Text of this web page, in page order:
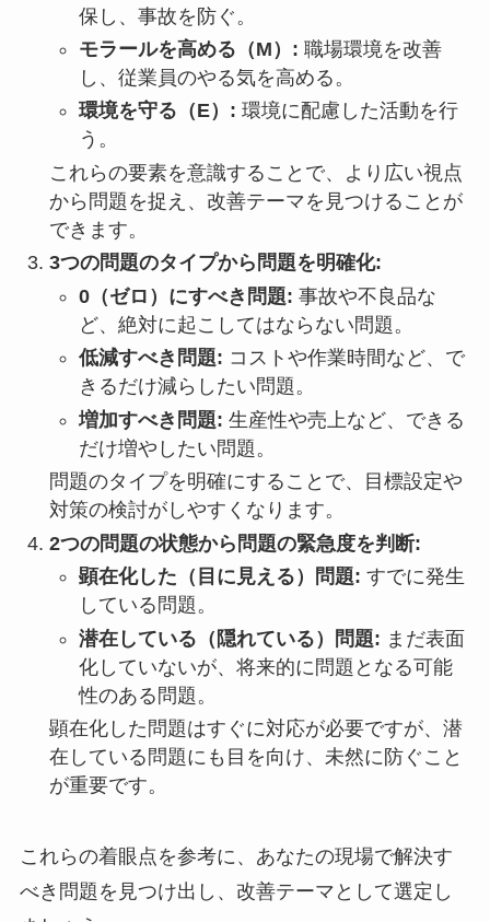
保し、事故を防ぐ。
モラールを高める（M）: 職場環境を改善
し、従業員のやる気を高める。
環境を守る（E）: 環境に配慮した活動を行
う。
これらの要素を意識することで、より広い視点
から問題を捉え、改善テーマを見つけることが
できます。
3つの問題のタイプから問題を明確化:
0（ゼロ）にすべき問題: 事故や不良品な
ど、絶対に起こしてはならない問題。
低減すべき問題: コストや作業時間など、で
きるだけ減らしたい問題。
増加すべき問題: 生産性や売上など、できる
だけ増やしたい問題。
問題のタイプを明確にすることで、目標設定や
対策の検討がしやすくなります。
2つの問題の状態から問題の緊急度を判断:
顕在化した（目に見える）問題: すでに発生
している問題。
潜在している（隠れている）問題: まだ表面
化していないが、将来的に問題となる可能
性のある問題。
顕在化した問題はすぐに対応が必要ですが、潜
在している問題にも目を向け、未然に防ぐこと
が重要です。
これらの着眼点を参考に、あなたの現場で解決す
べき問題を見つけ出し、改善テーマとして選定し